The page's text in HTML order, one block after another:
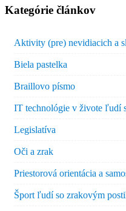
Kategórie článkov
Aktivity (pre) nevidiacich a
Biela pastelka
Braillovo písmo
IT technológie v živote ľudí
Legislatíva
Oči a zrak
Priestorová orientácia a
Šport ľudí so zrakovým